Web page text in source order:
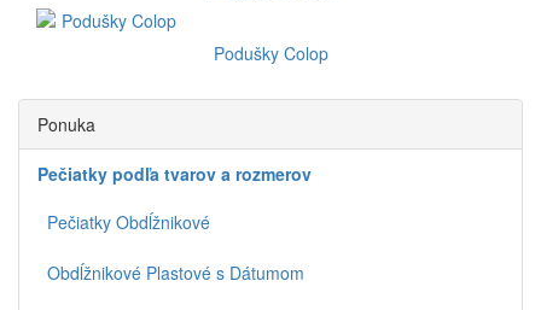
Podušky Colop
Ponuka
Pečiatky podľa tvarov a rozmerov
Pečiatky Obdĺžnikové
Obdĺžnikové Plastové s Dátumom